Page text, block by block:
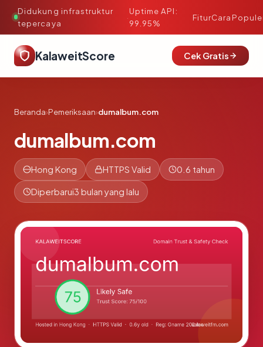
Didukung infrastruktur
tepercaya
·
Uptime API:
99.95%
FiturCara
KalaweitScore Cek Gratis
Beranda›Pemeriksaan›dumalbum.com
dumalbum.com
Hong Kong HTTPS Valid 0.6 tahun
Diperbarui3 bulan yang lalu